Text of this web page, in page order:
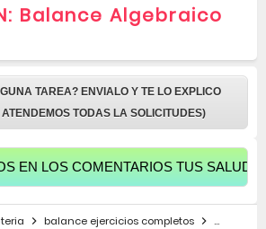
Balance Algebraico
TAREA? ENVIALO Y TE LO EXPLICO
TODAS LA SOLICITUDES)
COMENTARIOS TUS SALUDOS
balance ejercicios completos Balance